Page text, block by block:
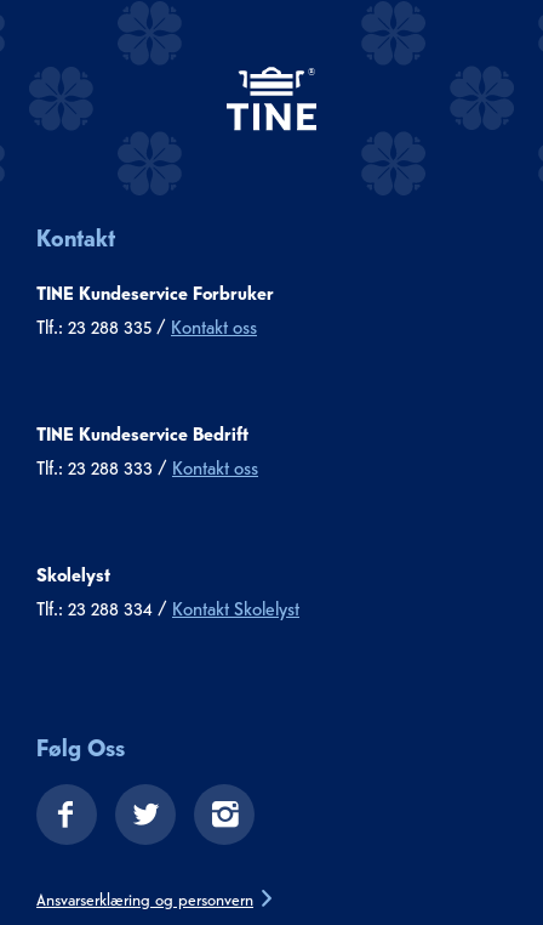
Kontakt
TINE Kundeservice Forbruker
Tlf.: 23 288 335 / Kontakt oss
TINE Kundeservice Bedrift
Tlf.: 23 288 333 / Kontakt oss
Skolelyst
Tlf.: 23 288 334 / Kontakt Skolelyst
Følg Oss
Ansvarserklæring og personvern